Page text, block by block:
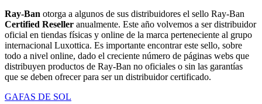
Ray-Ban otorga a algunos de sus distribuidores el sello Ray-Ban
Certified Reseller anualmente. Este año volvemos a ser distribuidor
oficial en tiendas físicas y online de la marca perteneciente al grupo
internacional Luxottica. Es importante encontrar este sello, sobre
todo a nivel online, dado el creciente número de páginas webs que
distribuyen productos de Ray-Ban no oficiales o sin las garantías
que se deben ofrecer para ser un distribuidor certificado.
GAFAS DE SOL